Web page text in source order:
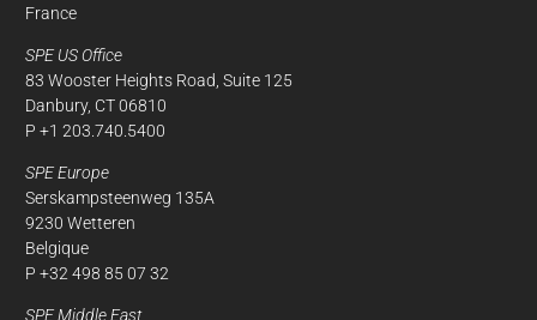
France
SPE US Office
83 Wooster Heights Road, Suite 125
Danbury, CT 06810
P +1 203.740.5400
SPE Europe
Serskampsteenweg 135A
9230 Wetteren
Belgique
P +32 498 85 07 32
SPE Middle East